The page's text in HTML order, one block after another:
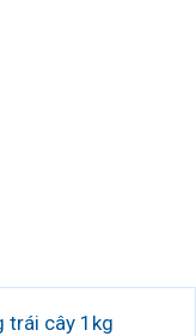
trái cây 1kg